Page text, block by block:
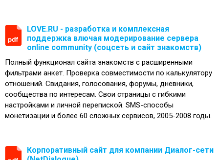
LOVE.RU - разработка и комплексная
поддержка влючая модерирование сервера
online community (соцсеть и сайт знакомств)
Полный функционал сайта знакомств с расширенными
фильтрами анкет. Проверка совместимости по калькулятору
отношений. Свидания, голосования, форумы, дневники,
сообщества по интересам. Свои страницы с гибкими
настройками и личной перепиской. SMS-способы
монетизации и более 60 сложных сервисов, 2005-2008 годы.
Корпоративный сайт для компании Диалог-сети